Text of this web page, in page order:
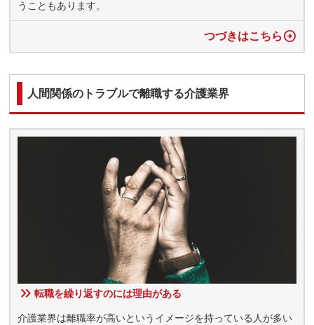
うこともあります。
つづきはこちら
人間関係のトラブルで離職する介護業界
転職を繰り返すのには理由がある
介護業界は離職率が高いというイメージを持っている人が多い